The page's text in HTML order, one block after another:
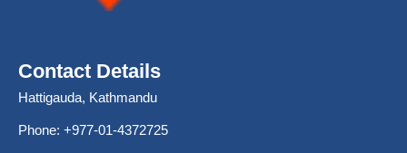
Contact Details
Hattigauda, Kathmandu
Phone: +977-01-4372725